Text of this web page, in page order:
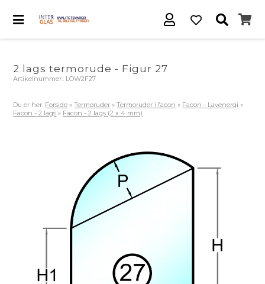
2 lags termorude - Figur 27
Artikelnummer.: LOW2F27
Du er her: Forside »Termoruder »Termoruder i facon » Facon - Lavenergi »
Facon - 2 lags » Facon - 2 lags (2 x 4 mm)